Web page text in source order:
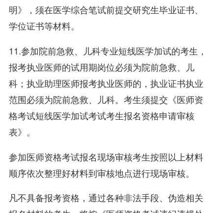
明》，须在医学综合笔试前提交研究生毕业证书、
学位证书等材料。
11.参加院前急救、儿科专业短线医学加试的考生，
报考执业医师的试用期岗位必须为院前急救、儿
科；执业助理医师报考执业医师的，执业证书执业
范围必须为院前急救、儿科。考生须提交《医师资
格考试短线医学加试考试考生报名资格申请审核
表》。
参加医师资格考试报名现场审核考生按照以上材料
顺序依次整理好材料到审核地点进行现场审核。
凡不具备报考资格，通过各种非法手段、伪造相关